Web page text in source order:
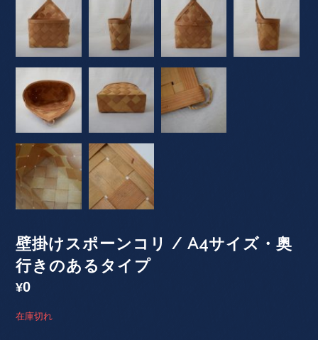
壁掛けスポーンコリ / A4サイズ・奥
行きのあるタイプ
¥0
在庫切れ